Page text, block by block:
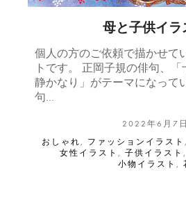
母と子供イラ
個人の方のご依頼で描かせて
トです。 正岡子規の俳句、
静かなり」がテーマになって
句…
2022年6月7日
おしゃれ , ファッションイラスト ,
女性イラスト , 子供イラスト ,
小物イラスト ,